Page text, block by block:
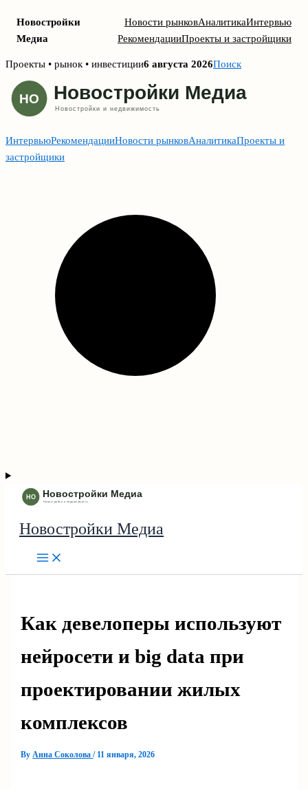
Новостройки
Медиа
Новости рынковАналитикаИнтервью
РекомендацииПроекты и застройщики
Skip
content
Проекты • рынок • инвестиции6 августа 2026Поиск
ИнтервьюРекомендацииНовости рынковАналитикаПроекты и
застройщики
Новостройки Медиа
Как девелоперы используют
нейросети и big data при
проектировании жилых
комплексов
By Анна Соколова/ 11 января, 2026